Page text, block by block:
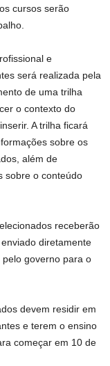
cursos serão
e
será realizada pela
de uma trilha
o contexto do
A trilha ficará
sobre os
além de
sobre o conteúdo
receberão
diretamente
governo para o
devem residir em
e terem o ensino
começar em 10 de